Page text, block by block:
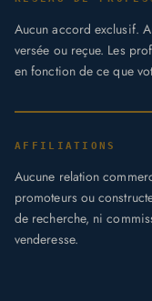
Aucun accord exclusif.
versée ou reçue. Les
en fonction de ce que
AFFILIATIONS
Aucune relation
promoteurs ou
de recherche, ni
venderesse.